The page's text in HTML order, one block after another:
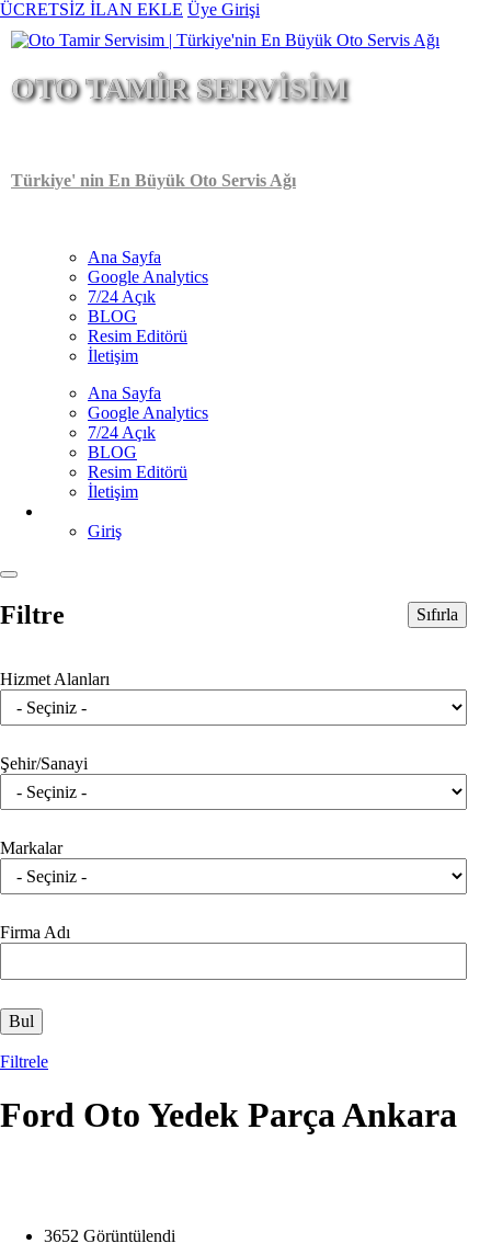
Ana
içeriğe
atla
ÜCRETSİZ İLAN EKLE Üye Girişi
OTO TAMİR SERVİSİM
Türkiye' nin En Büyük Oto Servis Ağı
navigation
Ana Sayfa
Google Analytics
7/24 Açık
BLOG
Resim Editörü
İletişim
Ana Sayfa
Google Analytics
7/24 Açık
BLOG
Resim Editörü
İletişim
Giriş
Filtre Sıfırla
Hizmet Alanları
Şehir/Sanayi
Markalar
Firma Adı
Filtrele
Ford Oto Yedek Parça Ankara
3652 Görüntülendi